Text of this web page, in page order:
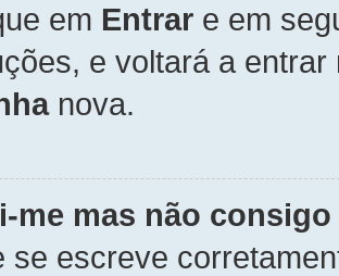
em Entrar e em
e voltará a
nova.
me mas não
se escreve